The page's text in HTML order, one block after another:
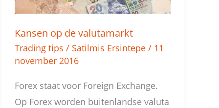
Kansen op de valutamarkt
Trading tips / Satilmis Ersintepe / 11
november 2016
Forex staat voor Foreign Exchange.
Op Forex worden buitenlandse valuta